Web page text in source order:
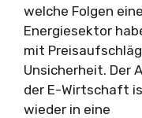
welche Folgen
Energiesektor
mit
Unsicherheit. Der
der E-Wirtschaft
wieder in eine